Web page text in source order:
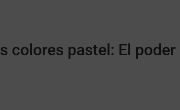
colores pastel: El poder